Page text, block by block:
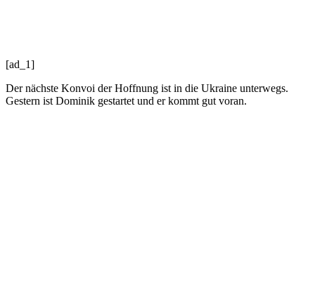
[ad_1]
Der nächste Konvoi der Hoffnung ist in die Ukraine unterwegs.
Gestern ist Dominik gestartet und er kommt gut voran.